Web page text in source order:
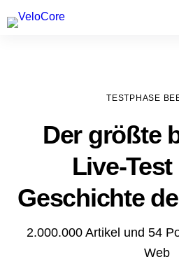
Agenturen & Webdesigner
TESTPHASE
Der größte
Live-
Geschichte
2.000.000 Artikel und 54
Web